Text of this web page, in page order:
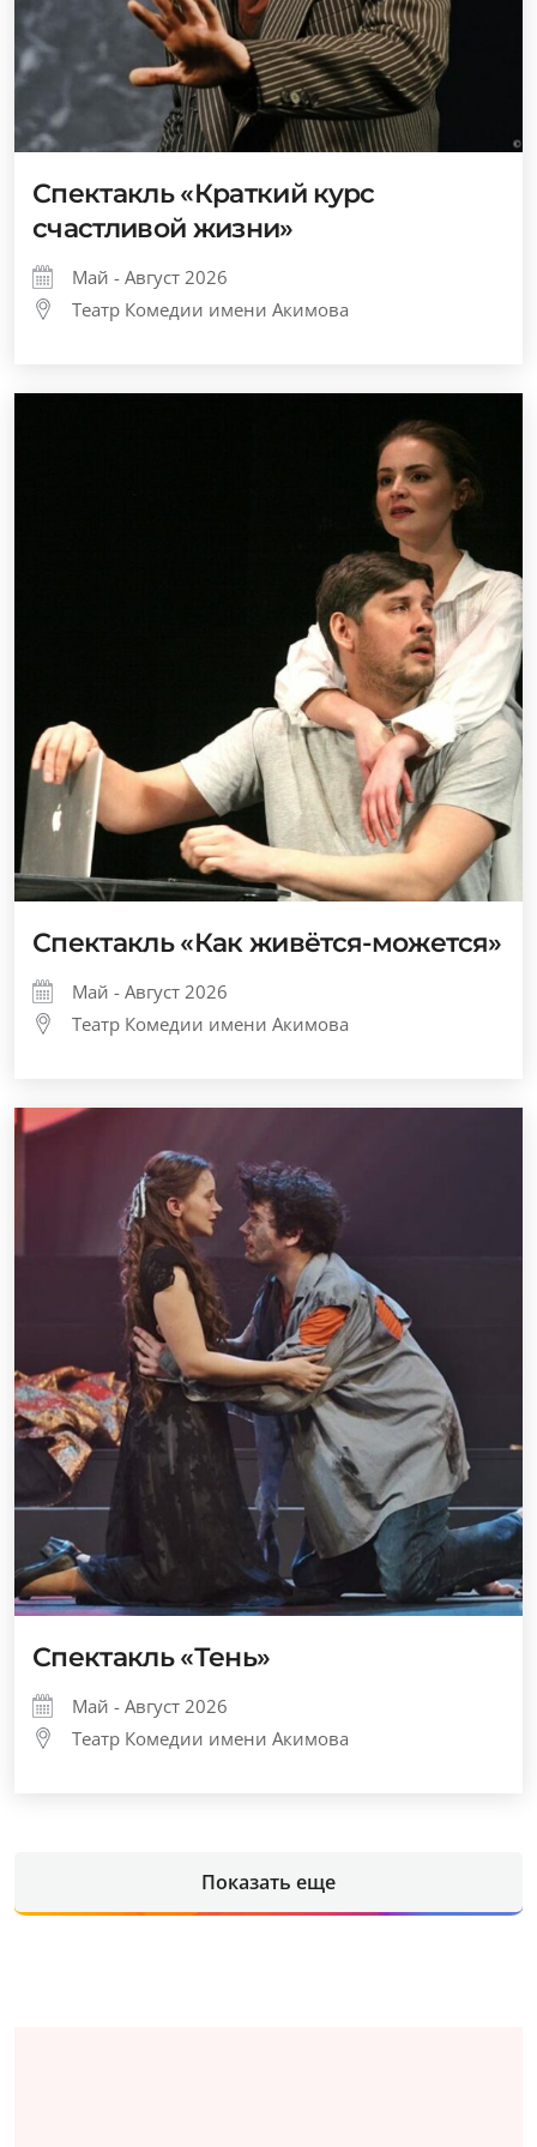
Спектакль «Краткий курс
счастливой жизни»
Май - Август 2026
Театр Комедии имени Акимова
Спектакль «Как живётся-можется»
Май - Август 2026
Театр Комедии имени Акимова
Спектакль «Тень»
Май - Август 2026
Театр Комедии имени Акимова
Показать еще